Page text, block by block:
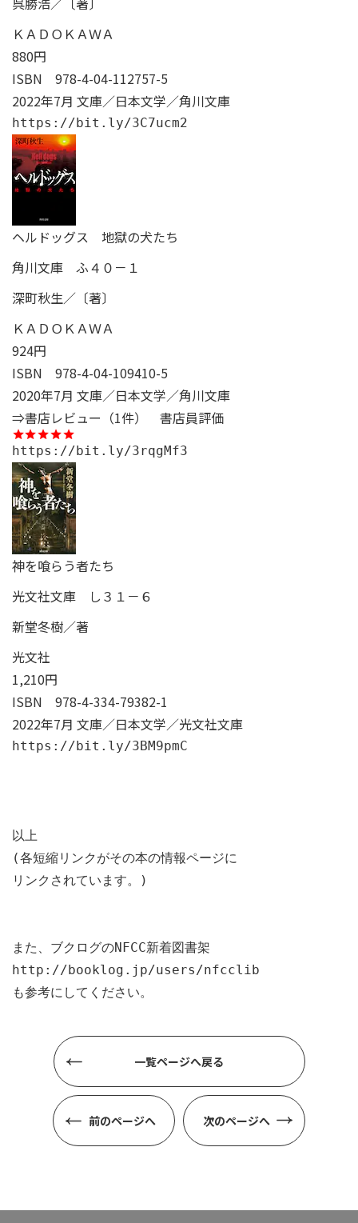
ＫＡＤＯＫＡＷＡ
880円
ISBN 978-4-04-112757-5
2022年7月 文庫／日本文学／角川文庫
https://bit.ly/3C7ucm2
ヘルドッグス 地獄の犬たち
角川文庫 ふ４０－１
深町秋生／〔著〕
ＫＡＤＯＫＡＷＡ
924円
ISBN 978-4-04-109410-5
2020年7月 文庫／日本文学／角川文庫
⇒書店レビュー（1件）
書店員評価
https://bit.ly/3rqgMf3
神を喰らう者たち
光文社文庫 し３１－６
新堂冬樹／著
光文社
1,210円
ISBN 978-4-334-79382-1
2022年7月 文庫／日本文学／光文社文庫
https://bit.ly/3BM9pmC
以上
(各短縮リンクがその本の情報ページに
リンクされています。)
http://booklog.jp/users/nfcclib
も参考にしてください。
前のページへ
一覧ページへ戻る
次のページへ